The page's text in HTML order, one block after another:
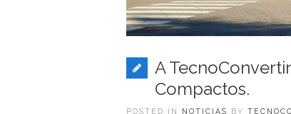
A
Compactos.
POSTED IN NOTICIAS BY